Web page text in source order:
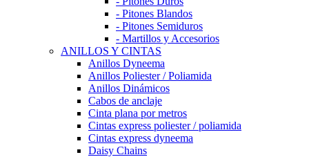
- Pitones Blandos
- Pitones Semiduros
- Martillos y Accesorios
ANILLOS Y CINTAS
Anillos Dyneema
Anillos Poliester / Poliamida
Anillos Dinámicos
Cabos de anclaje
Cinta plana por metros
Cintas express poliester / poliamida
Cintas express dyneema
Daisy Chains